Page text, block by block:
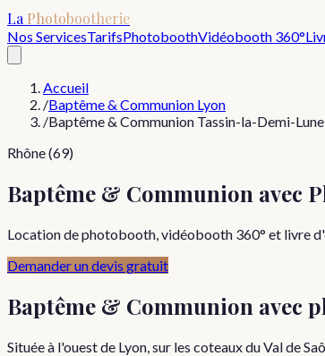
La Photobootherie
Nos ServicesTarifsPhotoboothVidéobooth 360°
Accueil
/Baptême & Communion Lyon
/Baptême & Communion Tassin-la-Demi-Lune
Rhône (69)
Baptême & Communion avec
Location de photobooth, vidéobooth 360° et livre
Demander un devis gratuit
Baptême & Communion avec
Située à l'ouest de Lyon, sur les coteaux du Val de